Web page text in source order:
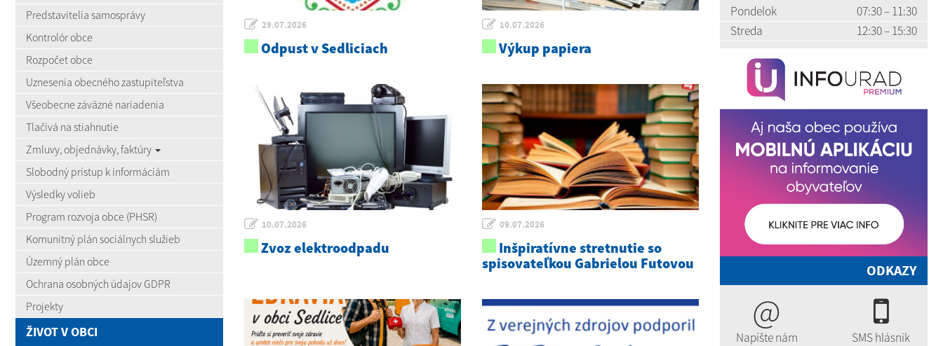
Predstavitelia samosprávy
Kontrolór obce
Rozpočet obce
Uznesenia obecného zastupiteľstva
Všeobecne záväzné nariadenia
Tlačivá na stiahnutie
Zmluvy, objednávky, faktúry
Slobodný prístup k informáciám
Výsledky volieb
Program rozvoja obce (PHSR)
Komunitný plán sociálnych služieb
Územný plán obce
Ochrana osobných údajov GDPR
Projekty
ŽIVOT V OBCI
29.07.2026
Odpust v Sedliciach
10.07.2026
Výkup papiera
10.07.2026
Zvoz elektroodpadu
09.07.2026
Inšpiratívne stretnutie so
spisovateľkou Gabrielou Futovou
Pondelok
07:30 – 11:30
Streda
12:30 – 15:30
ODKAZY
@
Napíšte nám SMS hlásnik